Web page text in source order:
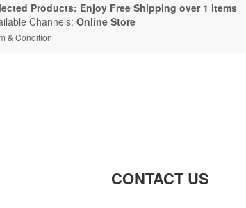
Products: Enjoy Free Shipping over 1 items
Channels: Online Store
& Condition
CONTACT US